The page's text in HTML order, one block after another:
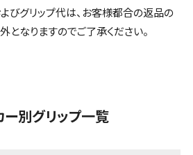
びグリップ代は、お客様都合の返品の
なりますのでご了承ください。
ー別グリップ一覧